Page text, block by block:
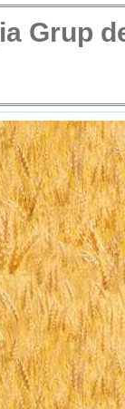
ia Grup